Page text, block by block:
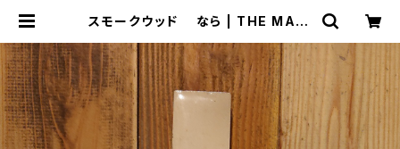
スモークウッド なら | THE MANI